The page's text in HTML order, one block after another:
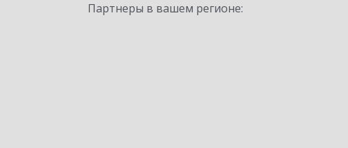
Партнеры в вашем регионе: